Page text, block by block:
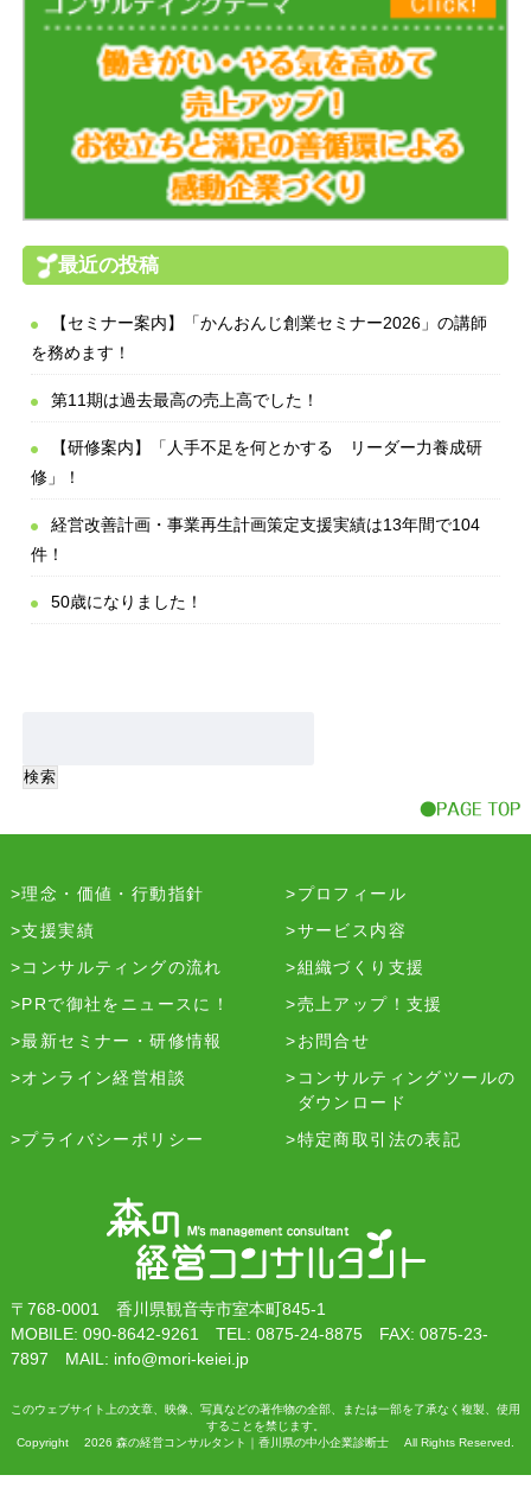
最近の投稿
【セミナー案内】「かんおんじ創業セミナー2026」の講師
を務めます！
第11期は過去最高の売上高でした！
【研修案内】「人手不足を何とかする リーダー力養成研
修」！
経営改善計画・事業再生計画策定支援実績は13年間で104
件！
50歳になりました！
理念・価値・行動指針
プロフィール
支援実績
サービス内容
コンサルティングの流れ
組織づくり支援
PRで御社をニュースに！
売上アップ！支援
最新セミナー・研修情報
お問合せ
オンライン経営相談
コンサルティングツールの
ダウンロード
プライバシーポリシー
特定商取引法の表記
〒768-0001 香川県観音寺市室本町845-1
MOBILE: 090-8642-9261 TEL: 0875-24-8875 FAX: 0875-23-
7897 MAIL: info@mori-keiei.jp
このウェブサイト上の文章、映像、写真などの著作物の全部、または一部を了承なく複製、使用
することを禁じます。
Copyright 2026 森の経営コンサルタント｜香川県の中小企業診断士 All Rights Reserved.